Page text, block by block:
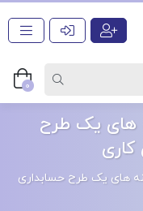
0
های یک طرح
کاری
های یک طرح حسابداری